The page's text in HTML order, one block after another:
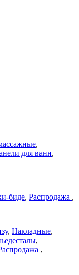
,
для ванн,
биде, Распродажа ,
, Накладные,
,
,